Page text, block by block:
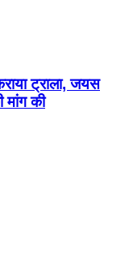
ट्राला, जयस
मांग की